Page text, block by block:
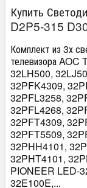
Купить
D2P5-315
Комплект из 3х
телевизора
32LH500,
32PFK4309,
32PFL3258,
32PFL4268,
32PFT4309,
32PFT5509,
32PHH4101,
32PHT4101,
PIONEER LED-
32E100E,...